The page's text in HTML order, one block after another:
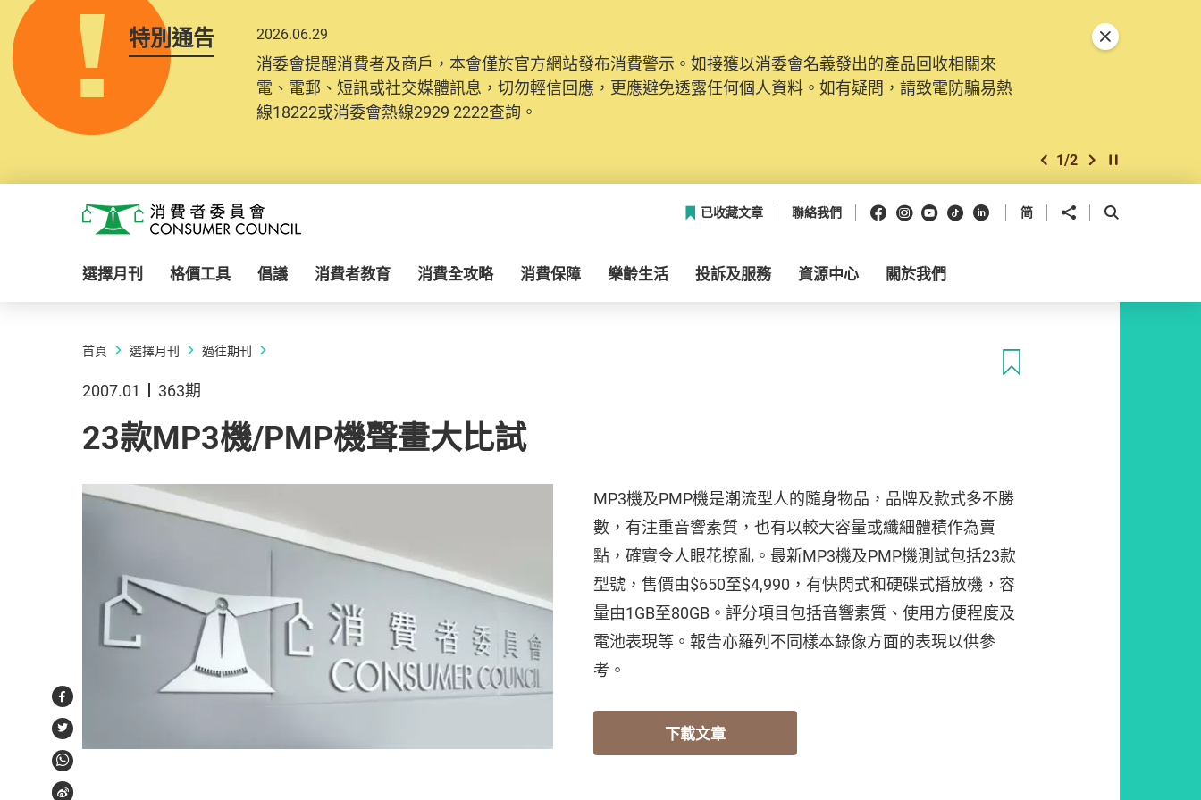
特別通告 2026.06.29
消委會提醒消費者及商戶，本會僅於官方網站發布消費警示。如接獲以消委會名義發出的產品回收相關來
電、電郵、短訊或社交媒體訊息，切勿輕信回應，更應避免透露任何個人資料。如有疑問，請致電防騙易熱
線18222或消委會熱線2929 2222查詢。
上一個
1/2 下一個開始/暫停幻燈
關閉特別通告
消費者委員會
已收藏文章 聯絡我們 Facebook
Instagram
Youtube
抖音領英 简 分享到 開啟搜尋框
選擇月刊 格價工具 倡議 消費者教育 消費全攻略 消費保障 樂齡生活 投訴及服務 資源中心 關於我們
首頁 選擇月刊 過往期刊
2007.01 363期
23款MP3機/PMP機聲畫大比試
MP3機及PMP機是潮流型人的隨身物品，品牌及款式多不勝
數，有注重音響素質，也有以較大容量或纖細體積作為賣
點，確實令人眼花撩亂。最新MP3機及PMP機測試包括23款
型號，售價由$650至$4,990，有快閃式和硬碟式播放機，容
量由1GB至80GB。評分項目包括音響素質、使用方便程度及
電池表現等。報告亦羅列不同樣本錄像方面的表現以供參
考。
下載文章
Facebook
Twitter
WhatsApp